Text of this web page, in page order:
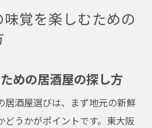
覚を楽しむための
めの居酒屋の探し方
居酒屋選びは、まず地元の新鮮
どうかがポイントです。東大阪